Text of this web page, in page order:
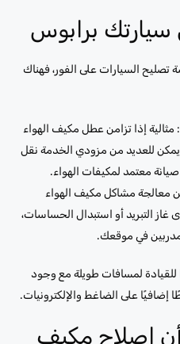
برابوس
السيارات على الفور، فهناك
إذا تزامن عطل مكيف الهواء
للعديد من مزودي الخدمة نقل
معتمد لمكيفات الهواء.
معالجة مشاكل مكيف الهواء
التبريد أو استبدال الحساسات،
مدربين في موقعك.
لمسافات طويلة مع وجود
على الضاغط والإلكترونيات.
إصلاح مكيف